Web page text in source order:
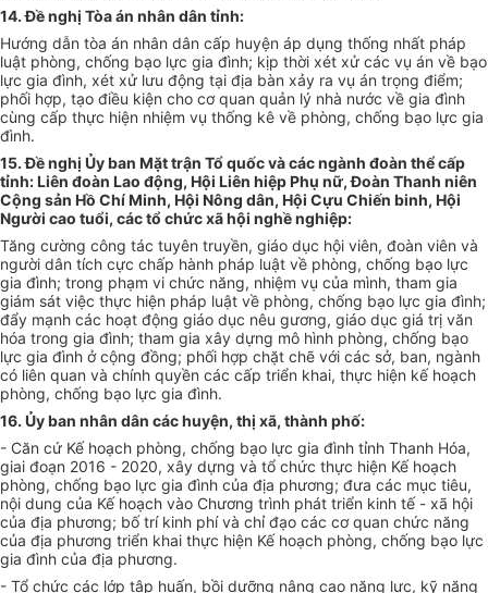
14. Đề nghị Tòa án nhân dân tỉnh:
Hướng dẫn tòa án nhân dân cấp huyện áp dụng thống nhất pháp
luật phòng, chống bạo lực gia đình; kịp thời xét xử các vụ án về bạo
lực gia đình, xét xử lưu động tại địa bàn xảy ra vụ án trọng điểm;
phối hợp, tạo điều kiện cho cơ quan quản lý nhà nước về gia đình
cùng cấp thực hiện nhiệm vụ thống kê về phòng, chống bạo lực gia
đình.
15. Đề nghị Ủy ban Mặt trận Tổ quốc và các ngành đoàn thể cấp
tỉnh: Liên đoàn Lao động, Hội Liên hiệp Phụ nữ, Đoàn Thanh niên
Cộng sản Hồ ChíMinh, Hội Nông dân, Hội Cựu Chiến binh, Hội
Người cao tuổi, các tổ chức xã hội nghề nghiệp:
Tăng cường công tác tuyên truyền, giáo dục hội viên, đoàn viên và
người dân tích cực chấp hành pháp luật về phòng, chống bạo lực
gia đình; trong phạm vi chức năng, nhiệm vụ của mình, tham gia
giám sát việc thực hiện pháp luật về phòng, chống bạo lực gia đình;
đẩy mạnh các hoạt động giáo dục nêu gương, giáo dục giá trị văn
hóa trong gia đình; tham gia xây dựng mô hình phòng, chống bạo
lực gia đình ở cộng đồng; phối hợp chặt chẽ với các sở, ban, ngành
có liên quan và chính quyền các cấp triển khai, thực hiện kế hoạch
phòng, chống bạo lực gia đình.
16. Ủy ban nhân dân các huyện, thị xã, thành phố:
- Căn cứ Kế hoạch phòng, chống bạo lực gia đình tỉnh Thanh Hóa,
giai đoạn 2016 - 2020, xây dựng và tổ chức thực hiện Kế hoạch
phòng, chống bạo lực gia đình của địa phương; đưa các mục tiêu,
nội dung của Kế hoạch vào Chương trình phát triển kinh tế - xã hội
của địa phương; bố trí kinh phí và chỉ đạo các cơ quan chức năng
của địa phương triển khai thực hiện Kế hoạch phòng, chống bạo lực
gia đình của địa phương.
- Tổ chức các lớp tập huấn, bồi dưỡng nâng cao năng lực, kỹ năng